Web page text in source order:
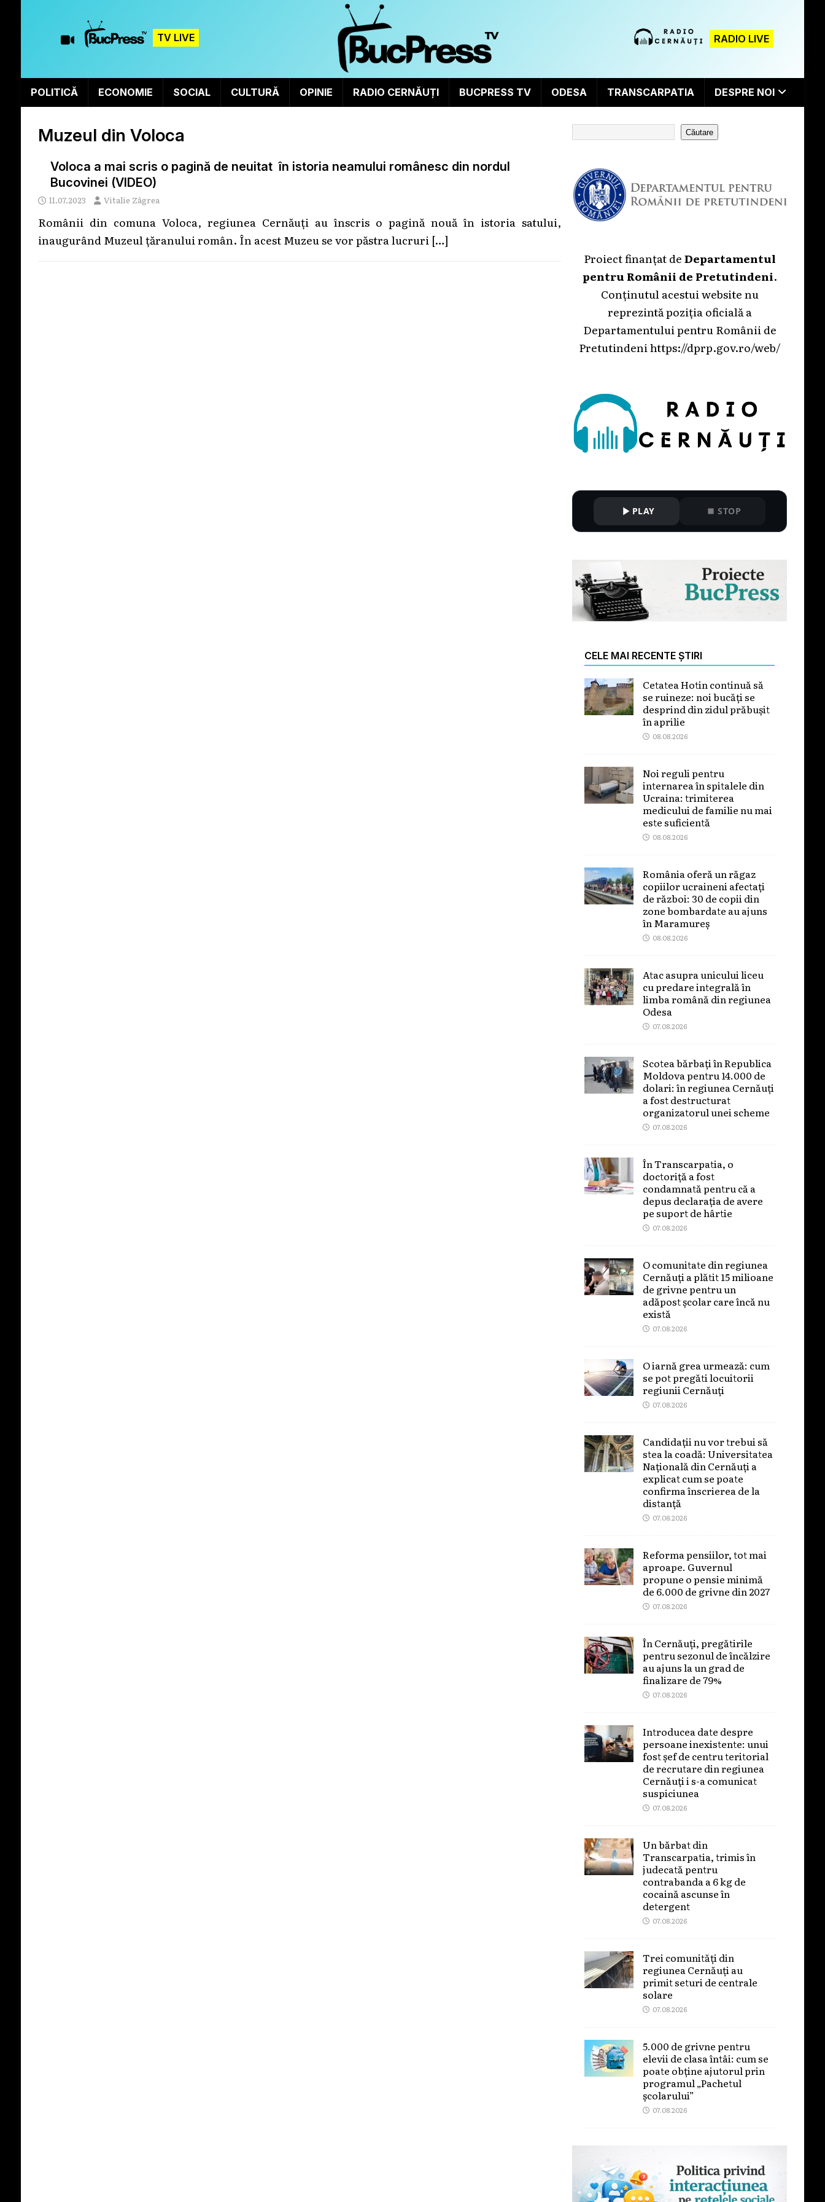
TV LIVE RADIO LIVE
POLITICĂ ECONOMIE SOCIAL CULTURĂ OPINIE RADIO CERNĂUȚI BUCPRESS TV ODESA TRANSCARPATIA DESPRE NOI
Muzeul din Voloca
Voloca a mai scris o pagină de neuitat în istoria neamului românesc din nordul
Bucovinei (VIDEO)
11.07.2023 Vitalie Zâgrea
Românii din comuna Voloca, regiunea Cernăuți au înscris o pagină nouă în istoria satului,
inaugurând Muzeul țăranului român. În acest Muzeu se vor păstra lucruri […]
Căutare
Proiect finanțat deDepartamentul
pentru Românii de Pretutindeni.
Conținutul acestui website nu
reprezintă poziția oficială a
Departamentului pentru Românii de
Pretutindenihttps://dprp.gov.ro/web/
PLAY STOP
CELE MAI RECENTE ȘTIRI
Cetatea Hotin continuă să
se ruineze: noi bucăți se
desprind din zidul prăbușit
în aprilie
08.08.2026
Noi reguli pentru
internarea în spitalele din
Ucraina: trimiterea
medicului de familie nu mai
este suficientă
08.08.2026
România oferă un răgaz
copiilor ucraineni afectați
de război: 30 de copii din
zone bombardate au ajuns
în Maramureș
08.08.2026
Atac asupra unicului liceu
cu predare integrală în
limba română din regiunea
Odesa
07.08.2026
Scotea bărbați în Republica
Moldova pentru 14.000 de
dolari: în regiunea Cernăuți
a fost destructurat
organizatorul unei scheme
07.08.2026
În Transcarpatia, o
doctoriță a fost
condamnată pentru că a
depus declarația de avere
pe suport de hârtie
07.08.2026
O comunitate din regiunea
Cernăuți a plătit 15 milioane
de grivne pentru un
adăpost școlar care încă nu
există
07.08.2026
O iarnă grea urmează: cum
se pot pregăti locuitorii
regiunii Cernăuți
07.08.2026
Candidații nu vor trebui să
stea la coadă: Universitatea
Națională din Cernăuți a
explicat cum se poate
confirma înscrierea de la
distanță
07.08.2026
Reforma pensiilor, tot mai
aproape. Guvernul
propune o pensie minimă
de 6.000 de grivne din 2027
07.08.2026
În Cernăuți, pregătirile
pentru sezonul de încălzire
au ajuns la un grad de
finalizare de 79%
07.08.2026
Introducea date despre
persoane inexistente: unui
fost șef de centru teritorial
de recrutare din regiunea
Cernăuți i s-a comunicat
suspiciunea
07.08.2026
Un bărbat din
Transcarpatia, trimis în
judecată pentru
contrabanda a 6 kg de
cocaină ascunse în
detergent
07.08.2026
Trei comunități din
regiunea Cernăuți au
primit seturi de centrale
solare
07.08.2026
5.000 de grivne pentru
elevii de clasa întâi: cum se
poate obține ajutorul prin
programul „Pachetul
școlarului”
07.08.2026